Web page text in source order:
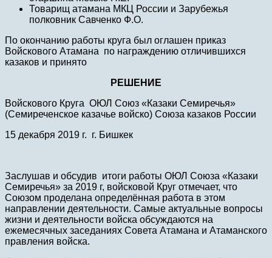
Товарищ атамана МКЦ России и Зарубежья
полковник Савченко Ф.О.
По окончанию работы круга был оглашен приказ
Войскового Атамана по награждению отличившихся
казаков и принято
РЕШЕНИЕ
Войскового Круга ОЮЛ Союз «Казаки Семиречья»
(Семиреченское казачье войско) Союза казаков России
15 декабря 2019 г. г. Бишкек
Заслушав и обсудив итоги работы ОЮЛ Союза «Казаки
Семиречья» за 2019 г, войсковой Круг отмечает, что
Союзом проделана определённая работа в этом
направлении деятельности. Самые актуальные вопросы
жизни и деятельности войска обсуждаются на
ежемесячных заседаниях Совета Атамана и Атаманского
правления войска.